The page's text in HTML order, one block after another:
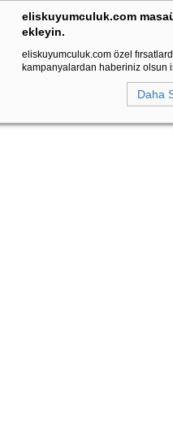
eliskuyumculuk.com
ekleyin.
eliskuyumculuk.com özel
kampanyalardan haberiniz olsun
Daha
BİLEKLİKLER